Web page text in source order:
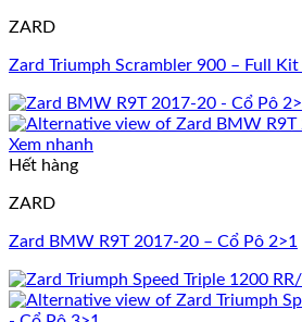
ZARD
Zard Triumph Scrambler 900 – Full
Xem nhanh
Hết hàng
ZARD
Zard BMW R9T 2017-20 – Cổ Pô 2>1